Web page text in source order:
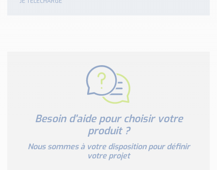
Besoin d'aide pour choisir votre
produit ?
Nous sommes à votre disposition pour définir
votre projet